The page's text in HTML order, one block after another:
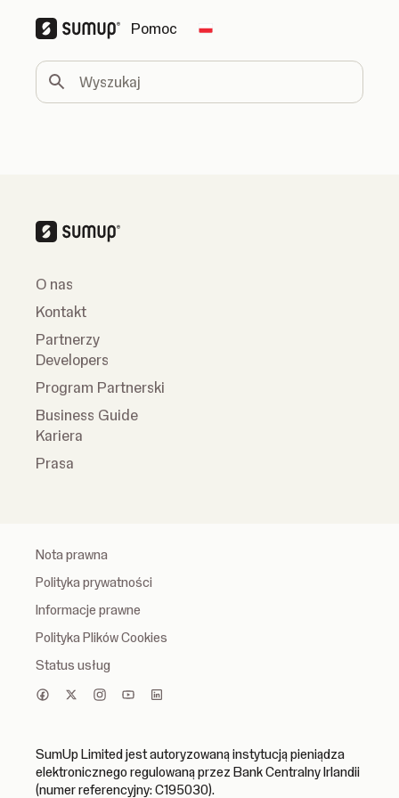
Pomoc Change country
Wyszukaj
O nas
Kontakt
Partnerzy
Developers
Program Partnerski
Business Guide
Kariera
Prasa
Nota prawna
Polityka prywatności
Informacje prawne
Polityka Plików Cookies
Status usług
SumUp Limited jest autoryzowaną instytucją pieniądza
elektronicznego regulowaną przez Bank Centralny Irlandii
(numer referencyjny: C195030).